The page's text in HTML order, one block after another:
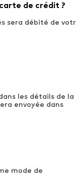
de crédit ?
sera débité de
les détails de la
envoyée dans
mode de